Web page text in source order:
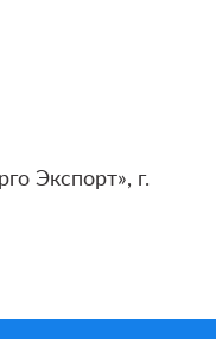
Экспорт», г.